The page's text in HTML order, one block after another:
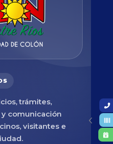
trámites,
comunicación
visitantes e